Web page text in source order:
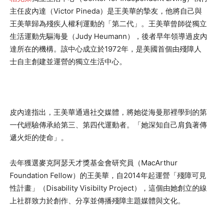
主任皮內達（Victor Pineda）是王美華的摯友，他將自己與
王美華歸為殘疾人權利運動的「第二代」。王美華曾師從獨立
生活運動先驅海曼（Judy Heumann），後者早年領導過皮內
達所在的機構。該中心成立於1972年，是美國首個由殘障人
士自主創建並運營的獨立生活中心。
皮內達指出，王美華通過社交媒體，將她從海曼那裡學到的第
一代經驗傳承給第三、第四代運動者。「她深知自己肩負著傳
遞火炬的使命」。
去年獲選麥克阿瑟天才獎基金會研究員（MacArthur
Foundation Fellow）的王美華，自2014年起運營「殘障可見
性計畫」（Disability Visibilty Project），這個由她創立的線
上社群致力於創作、分享並傳播殘障主題媒體與文化。